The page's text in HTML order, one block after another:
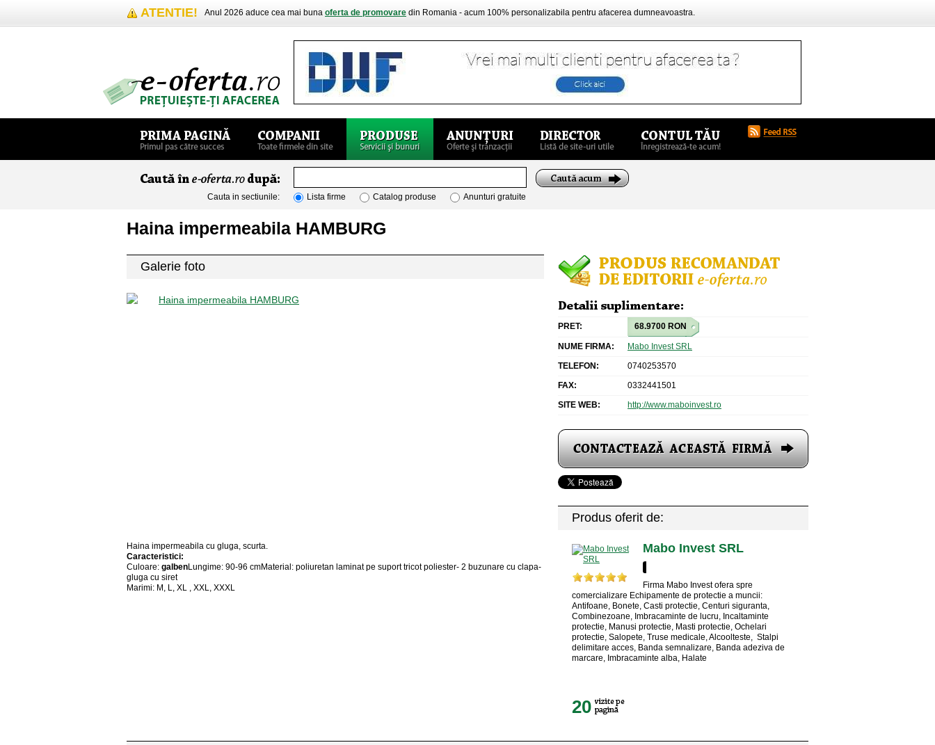
ATENTIE! Anul 2026 aduce cea mai buna oferta de promovare din Romania - acum 100% personalizabila pentru afacerea dumneavoastra.
Cauta in sectiunile: Lista firme Catalog produse Anunturi gratuite
Haina impermeabila HAMBURG
Galerie foto
Haina impermeabila cu gluga, scurta.
Caracteristici:
Culoare: galbenLungime: 90-96 cmMaterial: poliuretan laminat pe suport tricot poliester- 2 buzunare cu clapa-
gluga cu siret
Marimi: M, L, XL , XXL, XXXL
PRET: 68.9700 RON
NUME FIRMA:
Mabo Invest SRL
TELEFON:
0740253570
FAX:
0332441501
SITE WEB:
http://www.maboinvest.ro
Produs oferit de:
Mabo Invest SRL
Firma Mabo Invest ofera spre
comercializare Echipamente de protectie a muncii:
Antifoane, Bonete, Casti protectie, Centuri siguranta,
Combinezoane, Imbracaminte de lucru, Incaltaminte
protectie, Manusi protectie, Masti protectie, Ochelari
protectie, Salopete, Truse medicale, Alcoolteste, Stalpi
delimitare acces, Banda semnalizare, Banda adeziva de
marcare, Imbracaminte alba, Halate
20